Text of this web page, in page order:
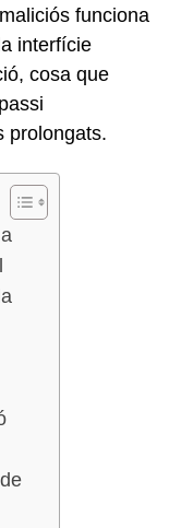
funciona
interfície
cosa que
prolongats.